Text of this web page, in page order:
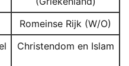
Romeinse Rijk (W/O)
Christendom en Islam